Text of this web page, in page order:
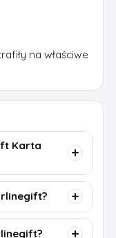
na właściwe
Karta